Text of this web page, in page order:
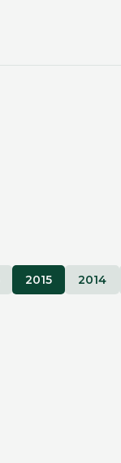
2015 2014